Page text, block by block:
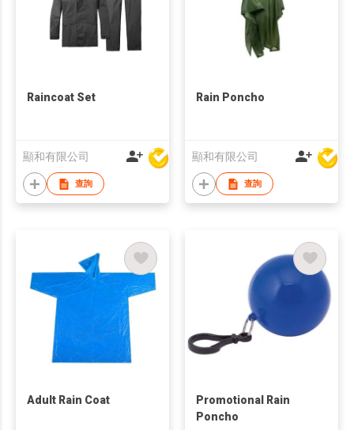
Raincoat Set
顯和有限公司
查詢
Rain Poncho
顯和有限公司
查詢
Adult Rain Coat
Promotional Rain
Poncho